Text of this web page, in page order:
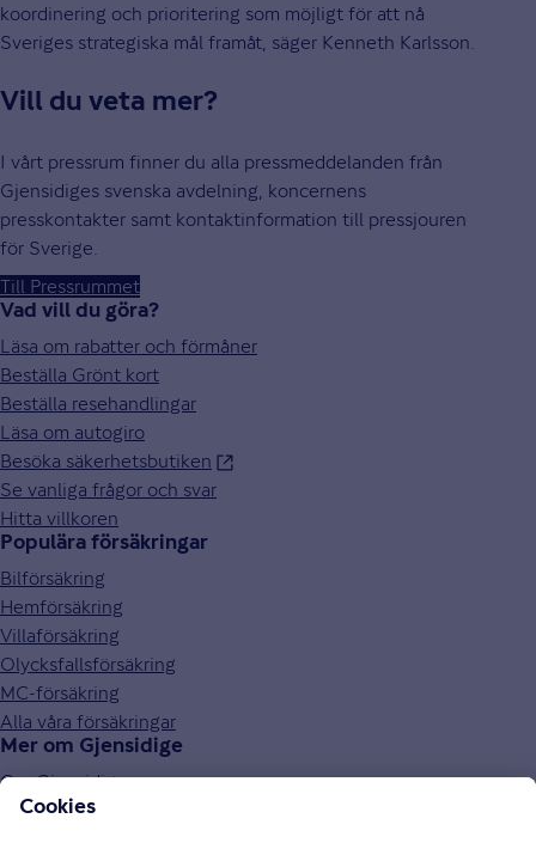
koordinering och prioritering som möjligt för att nå
Sveriges strategiska mål framåt, säger Kenneth Karlsson.
Vill du veta mer?
I vårt pressrum finner du alla pressmeddelanden från
Gjensidiges svenska avdelning, koncernens
presskontakter samt kontaktinformation till pressjouren
för Sverige.
Till Pressrummet
Vad vill du göra?
Läsa om rabatter och förmåner
Beställa Grönt kort
Beställa resehandlingar
Läsa om autogiro
Besöka säkerhetsbutiken
Se vanliga frågor och svar
Hitta villkoren
Populära försäkringar
Bilförsäkring
Hemförsäkring
Villaförsäkring
Olycksfallsförsäkring
MC-försäkring
Alla våra försäkringar
Mer om Gjensidige
Om Gjensidige
Jobba hos oss